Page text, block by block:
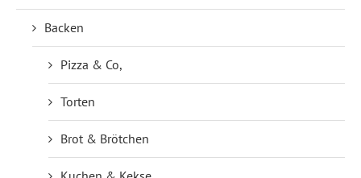
Backen
Pizza & Co,
Torten
Brot & Brötchen